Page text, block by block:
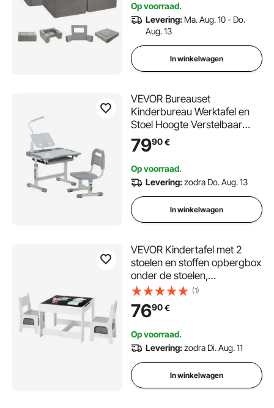
Speelkamermeubels om te
Slapen Lezen Donkergrijs
Op voorraad.
Levering: Ma. Aug. 10 - Do.
Aug. 13
In winkelwagen
VEVOR Bureauset
Kinderbureau Werktafel en
Stoel Hoogte Verstelbaar
(53-71 cm) Draagvermogen
(100 kg) Met Tafellamp & 0-
40° Hellend Bureaublad voor
Slaapkamer Grijs
7990€
Op voorraad.
Levering:zodra Do. Aug. 13
In winkelwagen
VEVOR Kindertafel met 2
stoelen en stoffen opbergbox
onder de stoelen,
knutseltafelset voor lezen,
leren, tekenen en schrijven,
kinderzitset voor
speeltafel, bureau
(1)
7690€
Op voorraad.
Levering:zodra Di. Aug. 11
In winkelwagen